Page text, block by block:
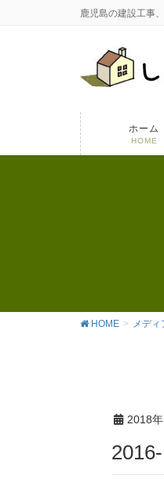
鹿児島の建設工事
ホーム
HOME
HOME メディ
2018